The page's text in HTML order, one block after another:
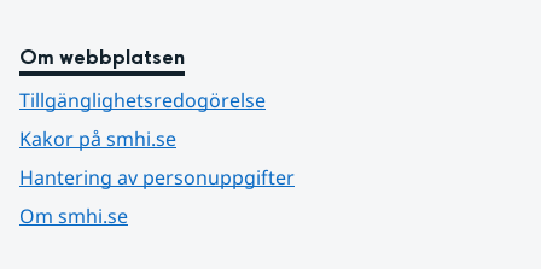
Om webbplatsen
Tillgänglighetsredogörelse
Kakor på smhi.se
Hantering av personuppgifter
Om smhi.se